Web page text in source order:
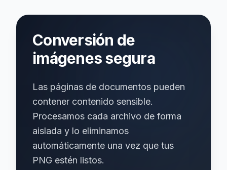
Conversión de
imágenes segura
Las páginas de documentos pueden
contener contenido sensible.
Procesamos cada archivo de forma
aislada y lo eliminamos
automáticamente una vez que tus
PNG estén listos.